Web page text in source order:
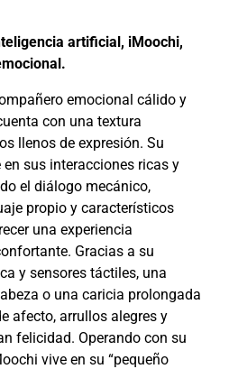
artificial, iMoochi,
emocional cálido y
con una textura
llenos de expresión. Su
sus interacciones ricas y
el diálogo mecánico,
propio y característicos
una experiencia
Gracias a su
y sensores táctiles, una
o una caricia prolongada
afecto, arrullos alegres y
felicidad. Operando con su
vive en su “pequeño